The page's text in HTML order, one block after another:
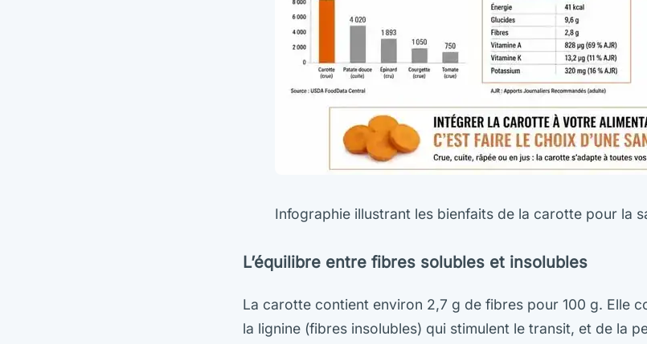
Infographie illustrant les bienfaits de la carotte pour la
L’équilibre entre fibres solubles et insolubles
La carotte contient environ 2,7 g de fibres pour 100 g. Elle
la lignine (fibres insolubles) qui stimulent le transit, et de la